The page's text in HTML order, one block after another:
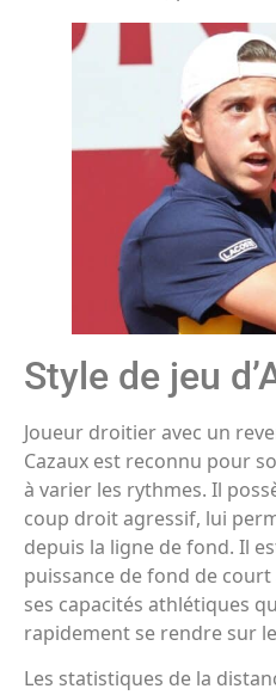
Style de jeu
Joueur droitier avec un
Cazaux est reconnu pour
à varier les rythmes. Il
coup droit agressif, lui
depuis la ligne de fond. Il
puissance de fond de court
ses capacités athlétiques
rapidement se rendre sur
Les statistiques de la